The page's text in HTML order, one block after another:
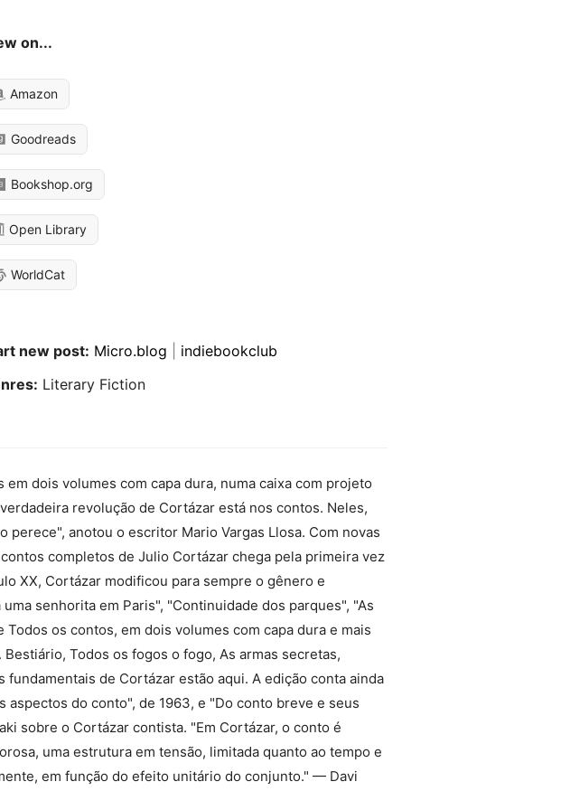
on...
Amazon
Goodreads
Bookshop.org
Open Library
WorldCat
new post: Micro.blog
indiebookclub
Literary Fiction
dois volumes com capa dura, numa caixa com projeto
revolução de Cortázar está nos contos. Neles,
anotou o escritor Mario Vargas Llosa. Com novas
completos de Julio Cortázar chega pela primeira vez
XX, Cortázar modificou para sempre o gênero e
senhorita em Paris", "Continuidade dos parques", "As
os contos, em dois volumes com capa dura e mais
Todos os fogos o fogo, As armas secretas,
de Cortázar estão aqui. A edição conta ainda
do conto", de 1963, e "Do conto breve e seus
sobre o Cortázar contista. "Em Cortázar, o conto é
uma estrutura em tensão, limitada quanto ao tempo e
em função do efeito unitário do conjunto." — Davi